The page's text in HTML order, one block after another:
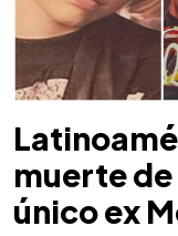
muerte
único ex